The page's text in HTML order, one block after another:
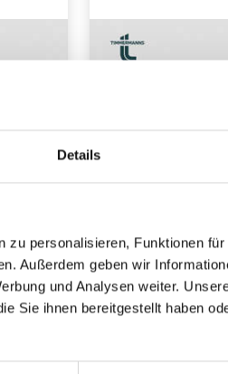
Details
zu personalisieren, Funktionen
Außerdem geben wir
und Analysen weiter.
Sie ihnen bereitgestellt haben
€
Rate
MwSt.
Benzin
Kraftstoff
0